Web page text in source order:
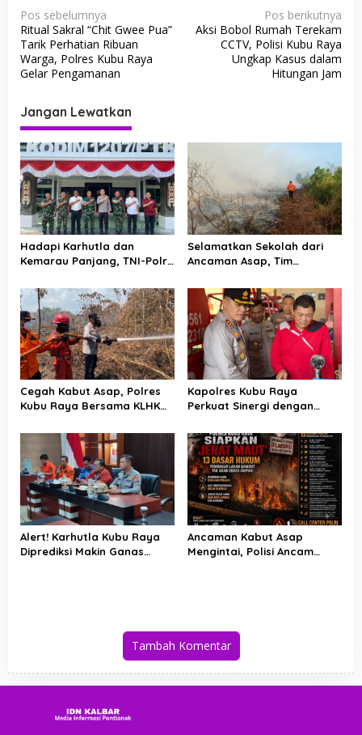
N
a
v
i
g
a
s
i
p
o
s
Pos sebelumnya
Ritual Sakral “Chit Gwee Pua”
Tarik Perhatian Ribuan
Warga, Polres Kubu Raya
Gelar Pengamanan
Pos berikutnya
Aksi Bobol Rumah Terekam
CCTV, Polisi Kubu Raya
Ungkap Kasus dalam
Hitungan Jam
Jangan Lewatkan
Hadapi Karhutla dan
Kemarau Panjang, TNI-Polri
Raya
Selamatkan Sekolah dari
Ancaman Asap, Tim
Karhutla di Limbung Kubu
Raya
Cegah Kabut Asap, Polres
Kubu Raya Bersama KLHK
Titik Rawan Karhutla
Kapolres Kubu Raya
Perkuat Sinergi dengan
Ancaman Karhutla
Alert! Karhutla Kubu Raya
Diprediksi Makin Ganas
Ancaman Kabut Asap
Mengintai, Polisi Ancam
Tambah Komentar